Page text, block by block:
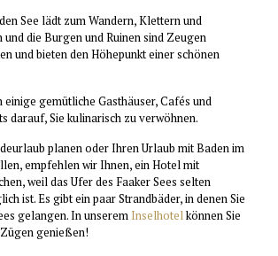
See lädt zum Wandern, Klettern und
und die Burgen und Ruinen sind Zeugen
und bieten den Höhepunkt einer schönen
gemütliche Gasthäuser, Cafés und
darauf, Sie kulinarisch zu verwöhnen.
planen oder Ihren Urlaub mit Baden im
empfehlen wir Ihnen, ein Hotel mit
weil das Ufer des Faaker Sees selten
ist. Es gibt ein paar Strandbäder, in denen Sie
gelangen. In unserem Inselhotelkönnen Sie
genießen!